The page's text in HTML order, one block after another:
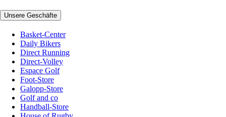
Unsere Geschäfte
Basket-Center
Daily Bikers
Direct Running
Direct-Volley
Espace Golf
Foot-Store
Galopp-Store
Golf and co
Handball-Store